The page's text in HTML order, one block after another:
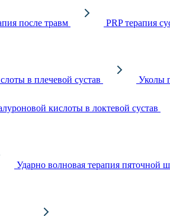
после травм PRP терапия
в плечевой сустав Уколы
кислоты в локтевой сустав
Ударно волновая терапия